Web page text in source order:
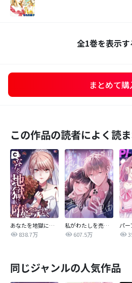
全1巻を表示す
まとめて購
この作品の読者によく読
あなたを地獄に堕とすまで
838.7万
私がわたしを売る理由
607.5万
同じジャンルの人気作品